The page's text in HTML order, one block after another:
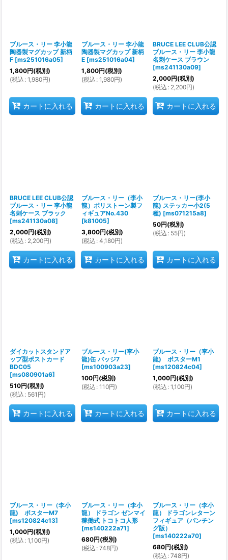
ブルース・リー 李小龍
陶器製マグカップ 新柄
F [ms251016a05]
1,800円(税別)
(税込 : 1,980円)
カートに入れる
ブルース・リー 李小龍
陶器製マグカップ 新柄
E [ms251016a04]
1,800円(税別)
(税込 : 1,980円)
カートに入れる
BRUCE LEE CLUB公認
ブルース・リー 李小龍
名刺ケース ブラウン
[ms241130a09]
2,000円(税別)
(税込 : 2,200円)
カートに入れる
BRUCE LEE CLUB公認
ブルース・リー 李小龍
名刺ケース ブラック
[ms241130a08]
2,000円(税別)
(税込 : 2,200円)
カートに入れる
ブルース・リー（李小
龍）ポリストーン製フ
ィギュアNo.430
[k81005]
3,800円(税別)
(税込 : 4,180円)
カートに入れる
ブルース・リー(李小
龍) ステッカー小2(5
種) [ms071215a8]
50円(税別)
(税込 : 55円)
カートに入れる
ダイカットスタンドア
ップ型ポストカード
BDC05
[ms080901a6]
510円(税別)
(税込 : 561 円)
カートに入れる
ブルース・リー(李小
龍)缶 バッジ7
[ms100903a23]
100円(税別)
(税込 : 110円)
カートに入れる
ブルース・リー（李小
龍) ポスターM1
[ms120824c04]
1,000円(税別)
(税込 : 1,100円)
カートに入れる
ブルース・リー（李小
龍) ポスターM7
[ms120824c13]
1,000円(税別)
(税込 : 1,100円)
ブルース・リー（李小
龍） ドラゴン ゼンマイ
稼働式 トコトコ人形
[ms140222a71]
680円(税別)
(税込 : 748円)
ブルース・リー（李小
龍） ドラゴンレターン
フィギュア（パンチン
グ版）
[ms140222a70]
680円(税別)
(税込 : 748円)